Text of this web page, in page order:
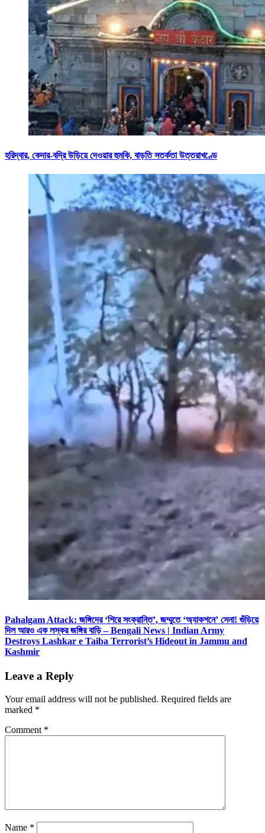
হরিদ্বার, কেদার-বদ্রি উড়িয়ে দেওয়ার হুমকি, বাড়তি সতর্কতা উত্তরাখণ্ডে
Pahalgam Attack: জঙ্গিদের ‘শিরে সংক্রান্তি’, জম্মুতে ‘অ্যাকশনে’ সেনা! গুঁড়িয়ে
দিল আরও এক লস্কর জঙ্গির বাড়ি – Bengali News | Indian Army
Destroys Lashkar e Taiba Terrorist’s Hideout in Jammu and
Kashmir
Leave a Reply
Your email address will not be published. Required fields are
marked *
Comment *
Name *